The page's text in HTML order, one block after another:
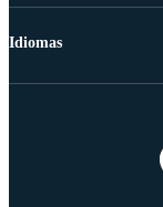
Idiomas